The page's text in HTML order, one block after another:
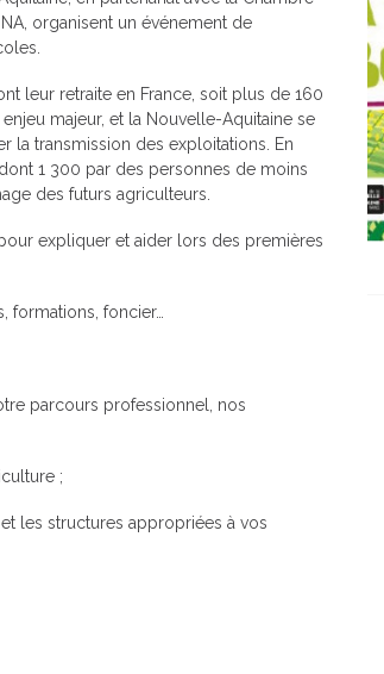
organisent un événement de
leur retraite en France, soit plus de 160
majeur, et la Nouvelle-Aquitaine se
la transmission des exploitations. En
1 300 par des personnes de moins
des futurs agriculteurs.
expliquer et aider lors des premières
formations, foncier…
parcours professionnel, nos
;
les structures appropriées à vos